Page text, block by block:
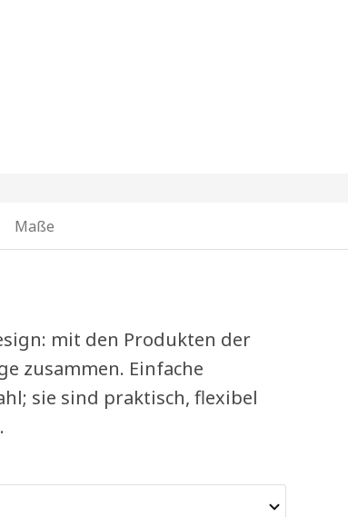
Maße
mit den Produkten der
zusammen. Einfache
sie sind praktisch, flexibel